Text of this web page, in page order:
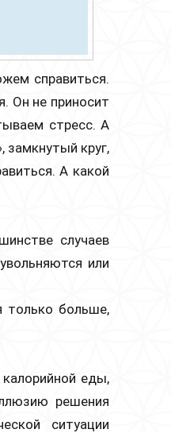
справиться.
Он не приносит
стресс. А
замкнутый круг,
А какой
случаев
или
только больше,
еды,
решения
ситуации